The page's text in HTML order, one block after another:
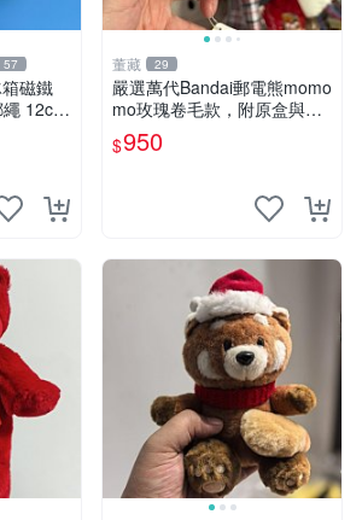
57
磁鐵
12cm
熊貓冰
董藏 29
嚴選萬代Bandai郵電熊momo
mo玫瑰卷毛款，附原盒與吊
牌，粉嫩可愛入手即柔軟～
玫瑰卷毛 郵電熊 正品
$950